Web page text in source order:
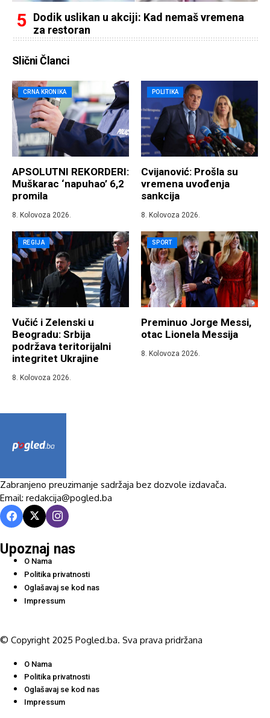
Dodik uslikan u akciji: Kad nemaš vremena
za restoran
Slični Članci
CRNA KRONIKA
APSOLUTNI REKORDERI:
Muškarac ‘napuhao’ 6,2
promila
8. Kolovoza 2026.
POLITIKA
Cvijanović: Prošla su
vremena uvođenja
sankcija
8. Kolovoza 2026.
REGIJA
Vučić i Zelenski u
Beogradu: Srbija
podržava teritorijalni
integritet Ukrajine
8. Kolovoza 2026.
SPORT
Preminuo Jorge Messi,
otac Lionela Messija
8. Kolovoza 2026.
Zabranjeno preuzimanje sadržaja bez dozvole izdavača.
Email: redakcija@pogled.ba
Upoznaj nas
O Nama
Politika privatnosti
Oglašavaj se kod nas
Impressum
© Copyright 2025 Pogled.ba. Sva prava pridržana
O Nama
Politika privatnosti
Oglašavaj se kod nas
Impressum